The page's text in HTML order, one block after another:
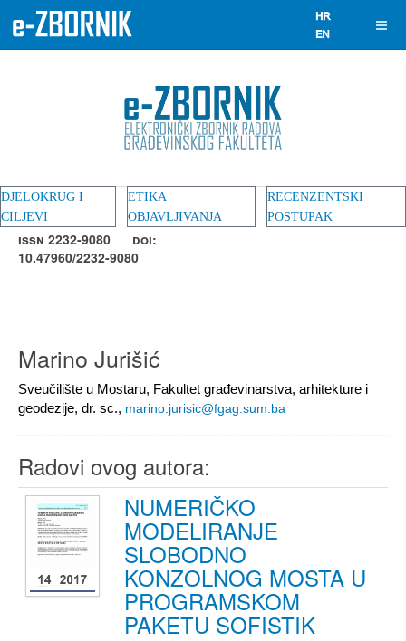
DJELOKRUG I
CILJEVI
ETIKA
OBJAVLJIVANJA
RECENZENTSKI
POSTUPAK
ISSN 2232-9080 DOI:
10.47960/2232-9080
Marino Jurišić
Sveučilište u Mostaru, Fakultet građevinarstva, arhitekture i
geodezije, dr. sc., marino.jurisic@fgag.sum.ba
Radovi ovog autora:
NUMERIČKO
MODELIRANJE
SLOBODNO
KONZOLNOG MOSTA U
PROGRAMSKOM
PAKETU SOFISTIK